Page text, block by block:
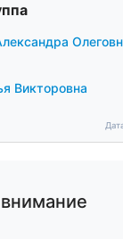
Викторовна